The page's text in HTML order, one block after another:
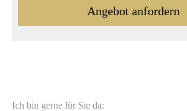
An­ge­bot an­for­dern
Ich bin gerne für Sie da: